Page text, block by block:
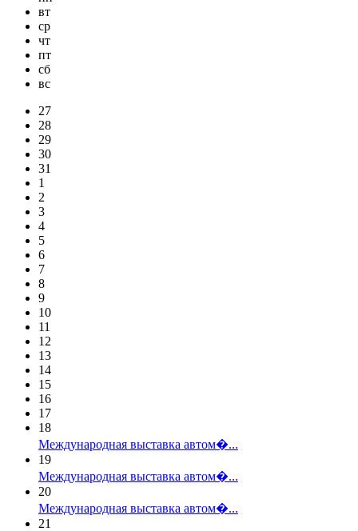
вт
ср
чт
пт
сб
вс
27
28
29
30
31
1
2
3
4
5
6
7
8
9
10
11
12
13
14
15
16
17
18
Международная выставка автом�...
19
Международная выставка автом�...
20
Международная выставка автом�...
21